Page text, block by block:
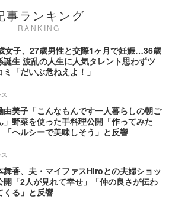
事ランキング
RANKING
女子、27歳男性と交際1ヶ月で妊娠…36歳
誕生 波乱の人生に人気タレント思わずツ
ミ「だいぶ危ねえよ！」
由美子「こんなもんです一人暮らしの朝ご
」野菜を使った手料理公開「作ってみた
「ヘルシーで美味しそう」と反響
舞香、夫・マイファスHiroとの夫婦ショッ
開「2人が見れて幸せ」「仲の良さが伝わ
くる」と反響